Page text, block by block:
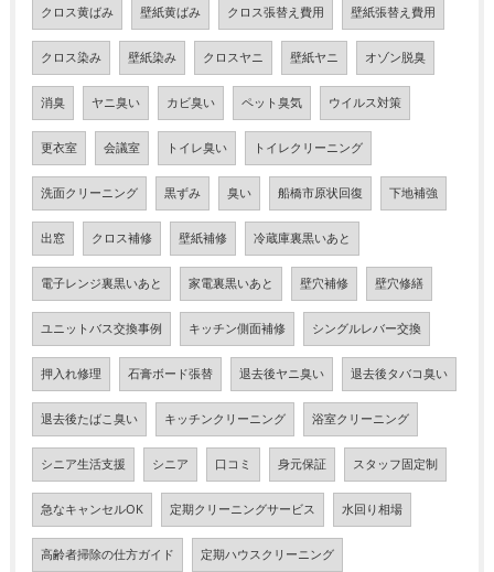
クロス黄ばみ 壁紙黄ばみ クロス張替え費用 壁紙張替え費用
クロス染み 壁紙染み クロスヤニ 壁紙ヤニ オゾン脱臭
消臭 ヤニ臭い カビ臭い ペット臭気 ウイルス対策
更衣室 会議室 トイレ臭い トイレクリーニング
洗面クリーニング 黒ずみ 臭い 船橋市原状回復 下地補強
出窓 クロス補修 壁紙補修 冷蔵庫裏黒いあと
電子レンジ裏黒いあと 家電裏黒いあと 壁穴補修 壁穴修繕
ユニットバス交換事例 キッチン側面補修 シングルレバー交換
押入れ修理 石膏ボード張替 退去後ヤニ臭い 退去後タバコ臭い
退去後たばこ臭い キッチンクリーニング 浴室クリーニング
シニア生活支援 シニア 口コミ 身元保証 スタッフ固定制
急なキャンセルOK 定期クリーニングサービス 水回り相場
高齢者掃除の仕方ガイド 定期ハウスクリーニング